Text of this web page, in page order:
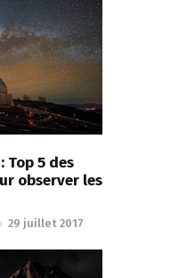
Top 5 des
observer les
29 juillet 2017